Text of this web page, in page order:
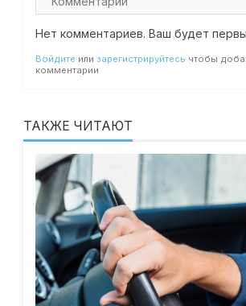
Нет комментариев. Ваш будет
Войдите или зарегистрируйтесь чтобы
комментарии
ТАКЖЕ ЧИТАЮТ